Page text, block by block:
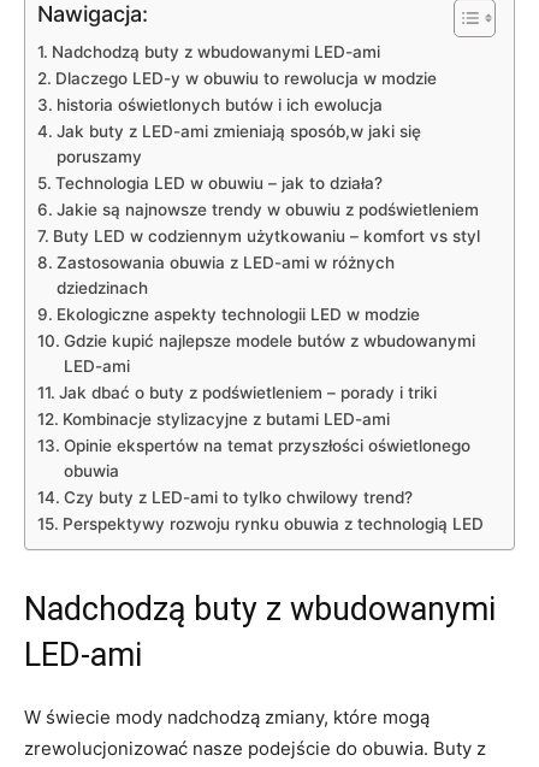
Nawigacja:
Nadchodzą buty z wbudowanymi LED-ami
Dlaczego LED-y w obuwiu to rewolucja w modzie
historia oświetlonych butów i ich ewolucja
Jak buty z LED-ami zmieniają sposób,w jaki się
poruszamy
Technologia LED w obuwiu – jak to działa?
Jakie są najnowsze trendy w obuwiu z podświetleniem
Buty LED w codziennym użytkowaniu – komfort vs styl
Zastosowania obuwia z LED-ami w różnych
dziedzinach
Ekologiczne aspekty technologii LED w modzie
Gdzie kupić najlepsze modele butów z wbudowanymi
LED-ami
Jak dbać o buty z podświetleniem – porady i triki
Kombinacje stylizacyjne z butami LED-ami
Opinie ekspertów na temat przyszłości oświetlonego
obuwia
Czy buty z LED-ami to tylko chwilowy trend?
Perspektywy rozwoju rynku obuwia z technologią LED
Nadchodzą buty z wbudowanymi
LED-ami
W świecie mody nadchodzą zmiany, które mogą
zrewolucjonizować nasze podejście do obuwia. Buty z